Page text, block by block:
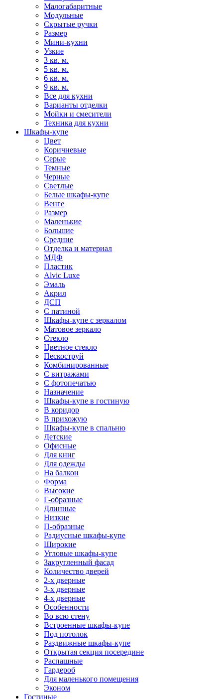
Малогабаритные
Модульные
Скрытые ручки
Размер
Мини-кухни
Узкие
3 кв. м.
5 кв. м.
6 кв. м.
9 кв. м.
Все для кухни
Варианты отделки
Мойки и смесители
Техника для кухни
Шкафы-купе
Цвет
Коричневые
Серые
Темные
Черные
Светлые
Белые шкафы-купе
Венге
Размер
Маленькие
Большие
Средние
Отделка и материал
МДФ
Пластик
Alvic Luxe
Эмаль
Акрил
ДСП
С патиной
Шкафы-купе с зеркалом
Матовое зеркало
Стекло
Цветное стекло
Пескоструй
Комбинированные
С витражами
С фотопечатью
Назначение
Шкафы-купе в гостиную
В коридор
В прихожую
Шкафы-купе в спальню
Детские
Офисные
Для книг
Для одежды
На балкон
Форма
Высокие
Г-образные
Длинные
Низкие
П-образные
Радиусные шкафы-купе
Широкие
Угловые шкафы-купе
Закругленный фасад
Количество дверей
2-х дверные
3-х дверные
4-х дверные
Особенности
Во всю стену
Встроенные шкафы-купе
Под потолок
Раздвижные шкафы-купе
Открытая секция посередине
Распашные
Гардероб
Для маленького помещения
Эконом
Гостиные